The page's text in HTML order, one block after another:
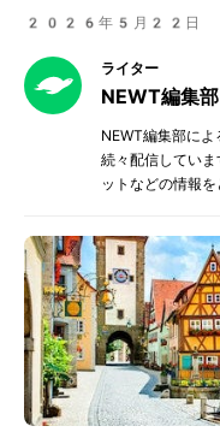
2026年5月22日
ライター
NEWT編集部
NEWT編集部に
続々配信してい
ットなどの情報